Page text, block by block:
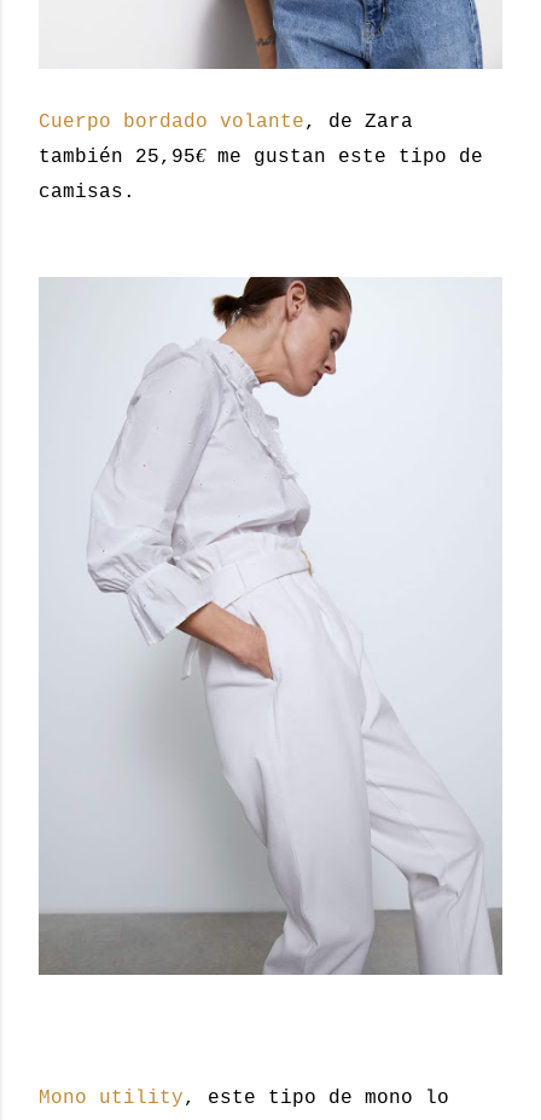
Cuerpo bordado volante, de Zara
también 25,95€me gustan este tipo de
camisas.
Mono utility, este tipo de mono lo